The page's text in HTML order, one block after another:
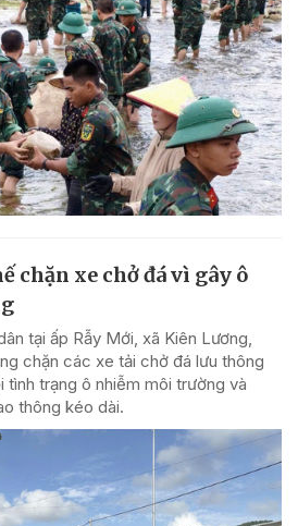
chặn xe chở đá vì gây ô
tại ấp Rẫy Mới, xã Kiên Lương,
chặn các xe tải chở đá lưu thông
tình trạng ô nhiễm môi trường và
thông kéo dài.